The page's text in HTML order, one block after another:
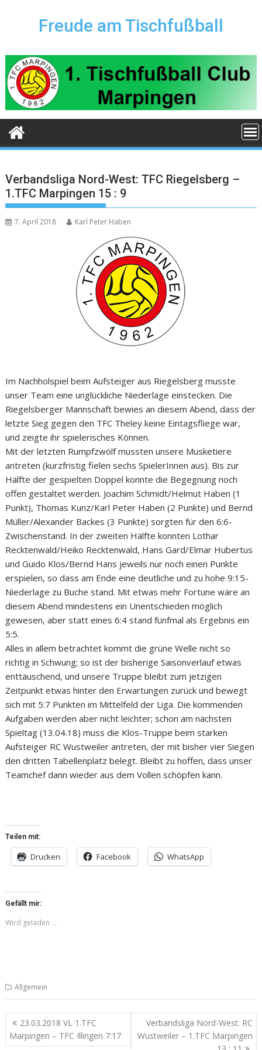
Freude am Tischfußball
Verbandsliga Nord-West: TFC Riegelsberg –
1.TFC Marpingen 15 : 9
7. April 2018 Karl Peter Haben
Im Nachholspiel beim Aufsteiger aus Riegelsberg musste
unser Team eine unglückliche Niederlage einstecken. Die
Riegelsberger Mannschaft bewies an diesem Abend, dass der
letzte Sieg gegen den TFC Theley keine Eintagsfliege war,
und zeigte ihr spielerisches Können.
Mit der letzten Rumpfzwölf mussten unsere Musketiere
antreten (kurzfristig fielen sechs SpielerInnen aus). Bis zur
Hälfte der gespielten Doppel konnte die Begegnung noch
offen gestaltet werden. Joachim Schmidt/Helmut Haben (1
Punkt), Thomas Kunz/Karl Peter Haben (2 Punkte) und Bernd
Müller/Alexander Backes (3 Punkte) sorgten für den 6:6-
Zwischenstand. In der zweiten Hälfte konnten Lothar
Recktenwald/Heiko Recktenwald, Hans Gard/Elmar Hubertus
und Guido Klos/Bernd Hans jeweils nur noch einen Punkte
erspielen, so dass am Ende eine deutliche und zu hohe 9:15-
Niederlage zu Buche stand. Mit etwas mehr Fortune wäre an
diesem Abend mindestens ein Unentschieden möglich
gewesen, aber statt eines 6:4 stand fünfmal als Ergebnis ein
5:5.
Alles in allem betrachtet kommt die grüne Welle nicht so
richtig in Schwung; so ist der bisherige Saisonverlauf etwas
enttäuschend, und unsere Truppe bleibt zum jetzigen
Zeitpunkt etwas hinter den Erwartungen zurück und bewegt
sich mit 5:7 Punkten im Mittelfeld der Liga. Die kommenden
Aufgaben werden aber nicht leichter; schon am nächsten
Spieltag (13.04.18) muss die Klos-Truppe beim starken
Aufsteiger RC Wustweiler antreten, der mit bisher vier Siegen
den dritten Tabellenplatz belegt. Bleibt zu hoffen, dass unser
Teamchef dann wieder aus dem Vollen schöpfen kann.
Teilen mit:
Drucken Facebook WhatsApp
Gefällt mir:
Wird geladen …
Allgemein
Beitragsnavigation
23.03.2018 VL 1.TFC
Marpingen – TFC Illingen 7:17
Verbandsliga Nord-West: RC
Wustweiler – 1.TFC Marpingen